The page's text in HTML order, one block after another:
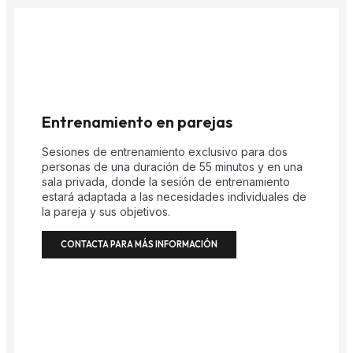
Entrenamiento en parejas
Sesiones de entrenamiento exclusivo para dos
personas de una duración de 55 minutos y en una
sala privada, donde la sesión de entrenamiento
estará adaptada a las necesidades individuales de
la pareja y sus objetivos.
CONTACTA PARA MÁS INFORMACIÓN